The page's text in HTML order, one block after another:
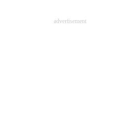
advertisement